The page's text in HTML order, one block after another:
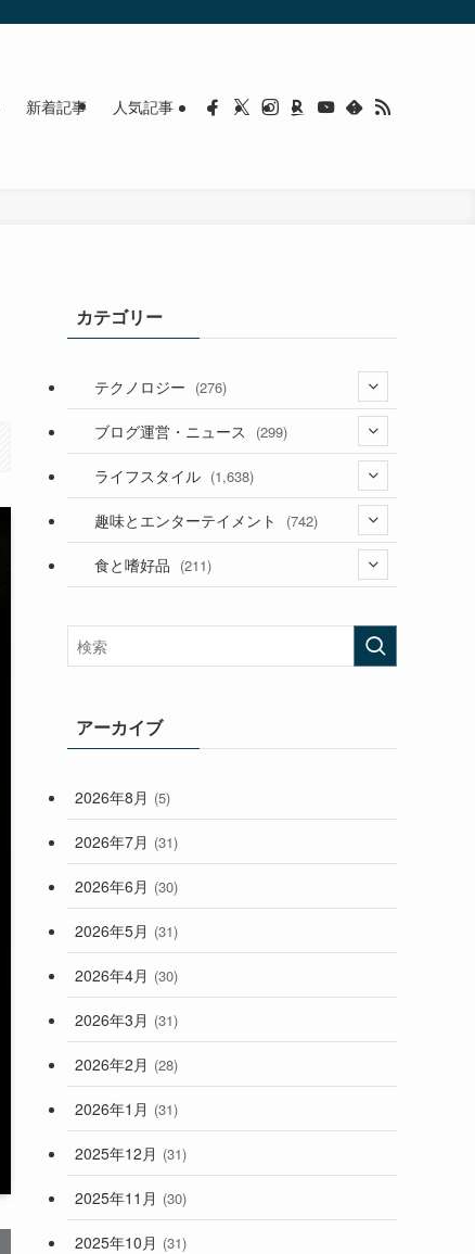
新着記事 人気記事
カテゴリー
テクノロジー (276)
(36)
(187)
(53)
ブログ運営・ニュース (299)
(118)
(181)
ライフスタイル (1,638)
(394)
(282)
(33)
(248)
趣味とエンターテイメント (742)
(56)
(472)
食と嗜好品 (211)
アーカイブ
2026年8月 (5)
2026年7月 (31)
2026年6月 (30)
2026年5月 (31)
2026年4月 (30)
2026年3月 (31)
2026年2月 (28)
2026年1月 (31)
2025年12月 (31)
2025年11月 (30)
2025年10月 (31)